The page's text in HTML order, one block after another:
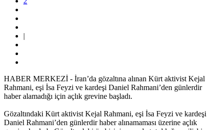
|
HABER MERKEZİ - İran’da gözaltına alınan Kürt aktivist Kejal
Rahmani, eşi İsa Feyzi ve kardeşi Daniel Rahmani’den günlerdir
haber alamadığı için açlık grevine başladı.
Gözaltındaki Kürt aktivist Kejal Rahmani, eşi İsa Feyzi ve kardeşi
Daniel Rahmani’den günlerdir haber alınamaması üzerine açlık